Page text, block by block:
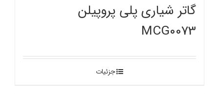
گاتر شیاری پلی پروپیلن
MCG0073
جزئیات